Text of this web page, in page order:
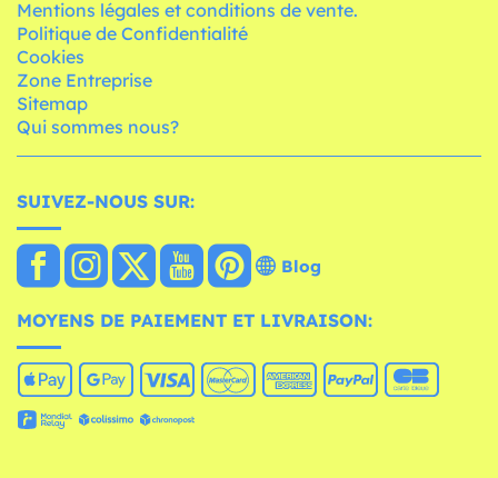
Mentions légales et conditions de vente.
Politique de Confidentialité
Cookies
Zone Entreprise
Sitemap
Qui sommes nous?
SUIVEZ-NOUS SUR:
Blog
MOYENS DE PAIEMENT ET LIVRAISON: